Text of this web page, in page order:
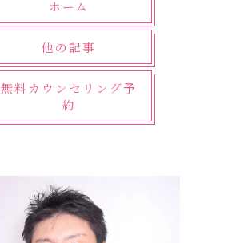
ホーム
他の記事
無料カウンセリング予
約